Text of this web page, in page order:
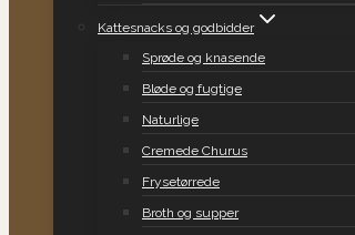
Kattesnacks og godbidder
Sprøde og knasende
Bløde og fugtige
Naturlige
Cremede Churus
Frysetørrede
Broth og supper